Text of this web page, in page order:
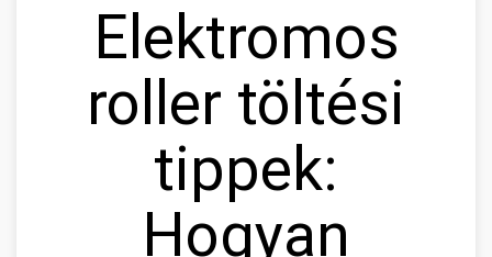
Elektromos
roller töltési
tippek:
Hogyan